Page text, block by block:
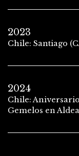
2023
Chile: Santiago
2024
Chile:
Gemelos en